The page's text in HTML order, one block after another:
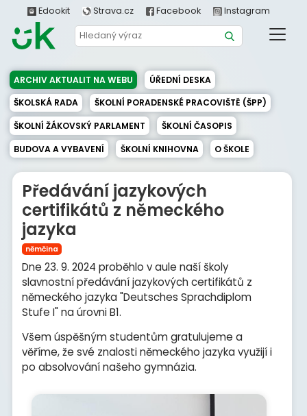
Edookit Strava.cz Facebook Instagram
ARCHIV AKTUALIT NA WEBU
ÚŘEDNÍ DESKA
ŠKOLSKÁ RADA
ŠKOLNÍ PORADENSKÉ PRACOVIŠTĚ (ŠPP)
ŠKOLNÍ ŽÁKOVSKÝ PARLAMENT
ŠKOLNÍ ČASOPIS
BUDOVA A VYBAVENÍ
ŠKOLNÍ KNIHOVNA O ŠKOLE
Předávání jazykových
certifikátů z německého
jazyka
němčina
Dne 23. 9. 2024 proběhlo v aule naší školy
slavnostní předávání jazykových certifikátů z
německého jazyka "Deutsches Sprachdiplom
Stufe I" na úrovni B1.
Všem úspěšným studentům gratulujeme a
věříme, že své znalosti německého jazyka využijí i
po absolvování našeho gymnázia.